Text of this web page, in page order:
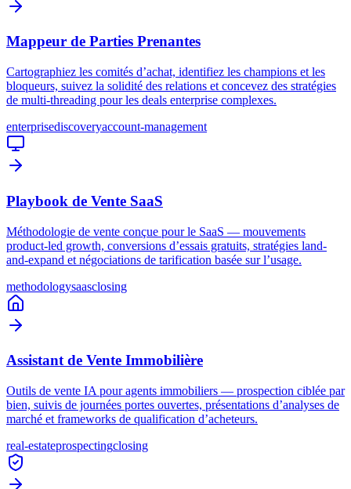
Mappeur de Parties Prenantes
Cartographiez les comités d’achat, identifiez les champions et les
bloqueurs, suivez la solidité des relations et concevez des stratégies
de multi-threading pour les deals enterprise complexes.
enterprisediscoveryaccount-management
Playbook de Vente SaaS
Méthodologie de vente conçue pour le SaaS — mouvements
product-led growth, conversions d’essais gratuits, stratégies land-
and-expand et négociations de tarification basée sur l’usage.
methodologysaasclosing
Assistant de Vente Immobilière
Outils de vente IA pour agents immobiliers — prospection ciblée par
bien, suivis de journées portes ouvertes, présentations d’analyses de
marché et frameworks de qualification d’acheteurs.
real-estateprospectingclosing